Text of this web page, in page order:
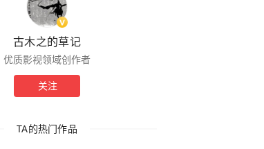
古木之的草记
优质影视领域创作者
关注
TA的热门作品